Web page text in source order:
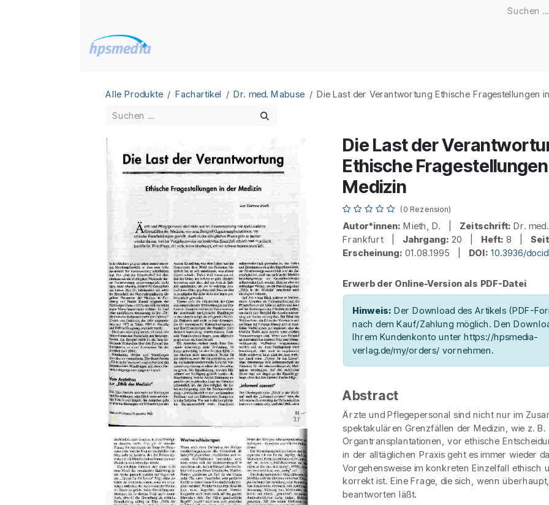
Alle Produkte Fachartikel Dr. med. Mabuse Die Last der Verantwortung Ethische Fragestellungen
Die Last der
Ethische
Medizin
(0 Rezension)
Autor*innen: Mieth, D. | Zeitschrift: Dr.
Frankfurt | Jahrgang: 20 | Heft: 8 |
Erscheinung: 01.08.1995 | DOI: 10.3936/
Erwerb der Online-Version als PDF-Datei
Hinweis: Der Download des Artikels (PDF-
nach dem Kauf/Zahlung möglich. Den
Ihrem Kundenkonto unter https://hpsmedia-
verlag.de/my/orders/ vornehmen.
Abstract
Ärzte und Pflegepersonal sind nicht nur im
spektakulären Grenzfällen der Medizin, wie z. B.
Organtransplantationen, vor ethische
in der alltäglichen Praxis geht es immer wieder
Vorgehensweise im konkreten Einzelfall ethisch
korrekt ist. Eine Frage, die sich, wenn
beantworten läßt.